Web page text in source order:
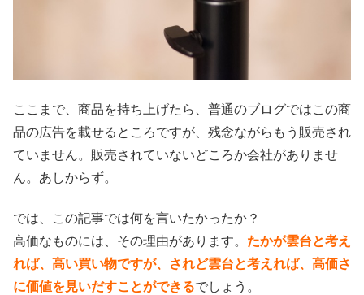
ここまで、商品を持ち上げたら、普通のブログではこの商
品の広告を載せるところですが、残念ながらもう販売され
ていません。販売されていないどころか会社がありませ
ん。あしからず。
では、この記事では何を言いたかったか？
高価なものには、その理由があります。 たかが雲台と考え
れば、高い買い物ですが、されど雲台と考えれば、高価さ
に価値を見いだすことができるでしょう。